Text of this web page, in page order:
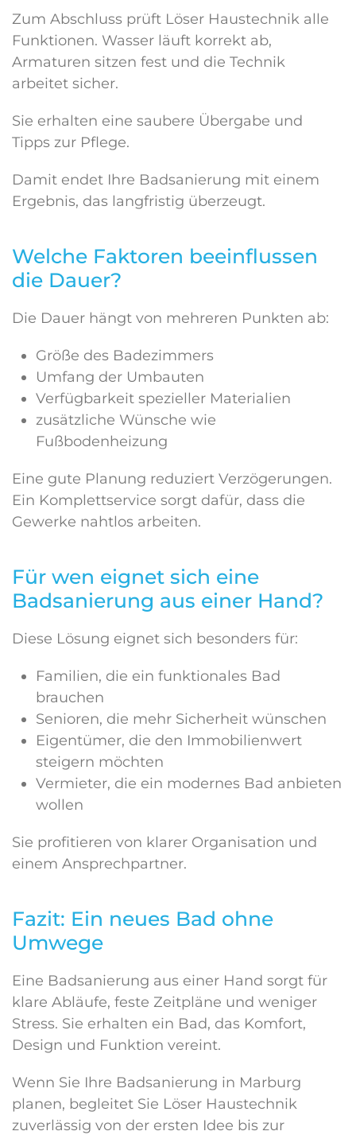
Zum Abschluss prüft Löser Haustechnik alle
Funktionen. Wasser läuft korrekt ab,
Armaturen sitzen fest und die Technik
arbeitet sicher.
Sie erhalten eine saubere Übergabe und
Tipps zur Pflege.
Damit endet Ihre Badsanierung mit einem
Ergebnis, das langfristig überzeugt.
Welche Faktoren beeinflussen
die Dauer?
Die Dauer hängt von mehreren Punkten ab:
Größe des Badezimmers
Umfang der Umbauten
Verfügbarkeit spezieller Materialien
zusätzliche Wünsche wie
Fußbodenheizung
Eine gute Planung reduziert Verzögerungen.
Ein Komplettservice sorgt dafür, dass die
Gewerke nahtlos arbeiten.
Für wen eignet sich eine
Badsanierung aus einer Hand?
Diese Lösung eignet sich besonders für:
Familien, die ein funktionales Bad
brauchen
Senioren, die mehr Sicherheit wünschen
Eigentümer, die den Immobilienwert
steigern möchten
Vermieter, die ein modernes Bad anbieten
wollen
Sie profitieren von klarer Organisation und
einem Ansprechpartner.
Fazit: Ein neues Bad ohne
Umwege
Eine Badsanierung aus einer Hand sorgt für
klare Abläufe, feste Zeitpläne und weniger
Stress. Sie erhalten ein Bad, das Komfort,
Design und Funktion vereint.
Wenn Sie Ihre Badsanierung in Marburg
planen, begleitet Sie Löser Haustechnik
zuverlässig von der ersten Idee bis zur